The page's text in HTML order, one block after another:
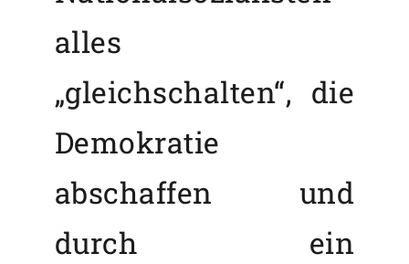
alles
„gleichschalten“, die
Demokratie
abschaffen und
durch ein